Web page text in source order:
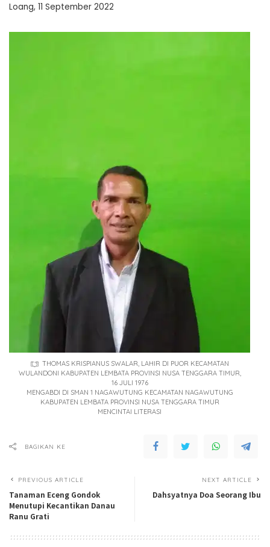
Loang, 11 September 2022
THOMAS KRISPIANUS SWALAR, LAHIR DI PUOR KECAMATAN
WULANDONI KABUPATEN LEMBATA PROVINSI NUSA TENGGARA TIMUR,
16 JULI 1976
MENGABDI DI SMAN 1 NAGAWUTUNG KECAMATAN NAGAWUTUNG
KABUPATEN LEMBATA PROVINSI NUSA TENGGARA TIMUR
MENCINTAI LITERASI
BAGIKAN KE
PREVIOUS ARTICLE
Tanaman Eceng Gondok
Menutupi Kecantikan Danau
Ranu Grati
NEXT ARTICLE
Dahsyatnya Doa Seorang Ibu